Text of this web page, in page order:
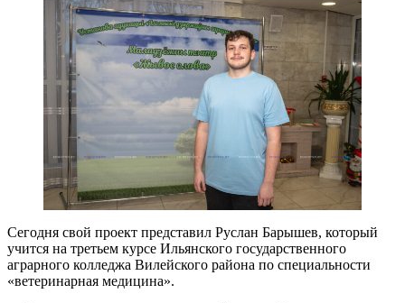
Сегодня свой проект представил Руслан Барышев, который
учится на третьем курсе Ильянского государственного
аграрного колледжа Вилейского района по специальности
«ветеринарная медицина».